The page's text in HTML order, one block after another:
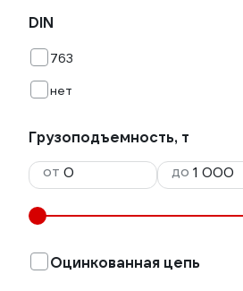
DIN
763
нет
Грузоподъемность, т
от
до
Оцинкованная цепь